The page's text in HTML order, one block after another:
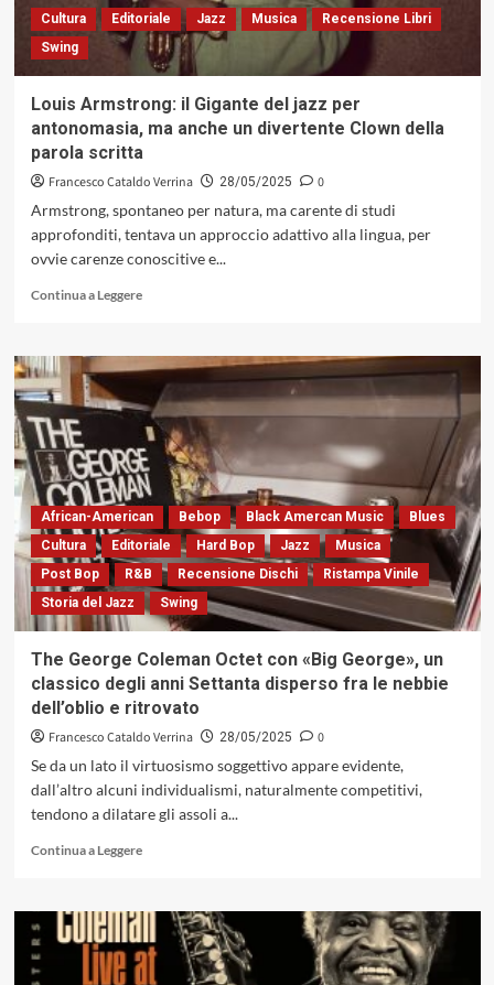
una
rivoluzione
epocale
Cultura Editoriale Jazz Musica
Recensione Libri
Swing
Louis Armstrong: il Gigante del jazz per
antonomasia, ma anche un divertente Clown della
parola scritta
Francesco Cataldo Verrina 28/05/2025
0
Armstrong, spontaneo per natura, ma carente di studi
approfonditi, tentava un approccio adattivo alla lingua, per
ovvie carenze conoscitive e...
Continua a LeggereLeggi
su
Louis
Armstrong:
il
Gigante
del
jazz
per
antonomasia,
ma
anche
un
divertente
Clown
parola
scritta
African-American Bebop Black Amercan Music
Blues
Cultura
Editoriale Hard Bop Jazz
Musica
Post Bop
R&B Recensione Dischi
Ristampa Vinile
Storia del Jazz
Swing
The George Coleman Octet con «Big George», un
classico degli anni Settanta disperso fra le nebbie
dell’oblio e ritrovato
Francesco Cataldo Verrina 28/05/2025
0
Se da un lato il virtuosismo soggettivo appare evidente,
dall’altro alcuni individualismi, naturalmente competitivi,
tendono a dilatare gli assoli a...
Continua a LeggereLeggi
su
George
Coleman